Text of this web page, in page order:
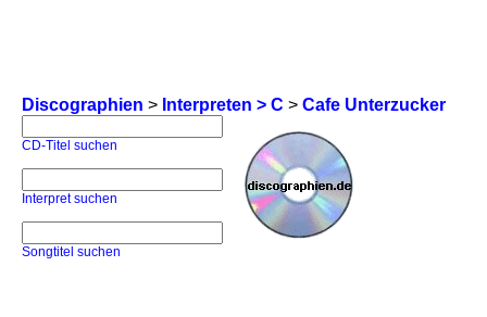
Discographien > Interpreten > C > Cafe Unterzucker
CD-Titel suchen
Interpret suchen
Songtitel suchen